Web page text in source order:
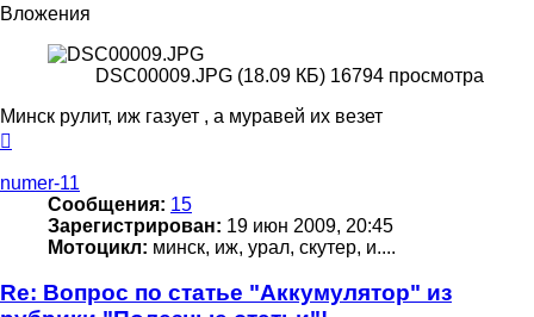
Вложения
DSC00009.JPG (18.09 КБ) 16794 просмотра
Минск рулит, иж газует , а муравей их везет
началу
numer-11
Сообщения: 15
Зарегистрирован: 19 июн 2009, 20:45
Мотоцикл: минск, иж, урал, скутер, и....
Re: Вопрос по статье "Аккумулятор" из